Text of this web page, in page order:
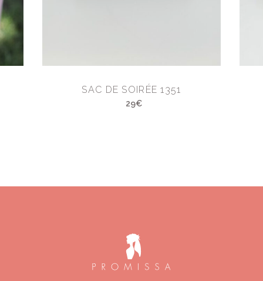
SAC DE SOIRÉE 1351
29€